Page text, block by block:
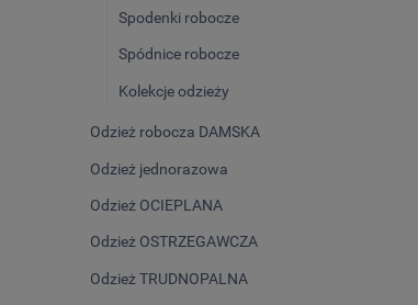
Spodenki robocze
Spódnice robocze
Kolekcje odzieży
Odzież robocza DAMSKA
Odzież jednorazowa
Odzież OCIEPLANA
Odzież OSTRZEGAWCZA
Odzież TRUDNOPALNA